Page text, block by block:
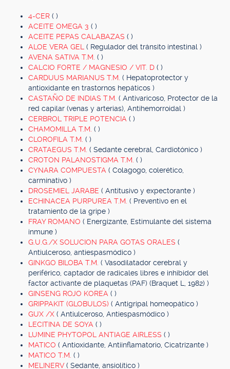
4-CER ( )
ACEITE OMEGA 3 ( )
ACEITE PEPAS CALABAZAS ( )
ALOE VERA GEL ( Regulador del tránsito intestinal )
AVENA SATIVA T.M. ( )
CALCIO FORTE / MAGNESIO / VIT. D ( )
CARDUUS MARIANUS T.M. ( Hepatoprotector y
antioxidante en trastornos hepáticos )
CASTAÑO DE INDIAS T.M. ( Antivaricoso, Protector de la
red capilar (venas y arterias), Antihemorroidal )
CERBROL TRIPLE POTENCIA ( )
CHAMOMILLA T.M. ( )
CLOROFILA T.M. ( )
CRATAEGUS T.M. ( Sedante cerebral, Cardiotónico )
CROTON PALANOSTIGMA T.M. ( )
CYNARA COMPUESTA ( Colagogo, colerético,
carminativo )
DROSEMIEL JARABE ( Antitusivo y expectorante )
ECHINACEA PURPUREA T.M. ( Preventivo en el
tratamiento de la gripe )
FRAY ROMANO ( Energizante, Estimulante del sistema
inmune )
G.U.G./X SOLUCION PARA GOTAS ORALES (
Antiulceroso, antiespasmódico )
GINKGO BILOBA T.M. ( Vasodilatador cerebral y
periférico, captador de radicales libres e inhibidor del
factor activante de plaquetas (PAF) (Braquet L, 1982) )
GINSENG ROJO KOREA ( )
GRIPPAKIT (GLOBULOS) ( Antigripal homeopático )
GUX /X ( Antiulceroso, Antiespasmódico )
LECITINA DE SOYA ( )
LUMINE PHYTOPOL ANTIAGE AIRLESS ( )
MATICO ( Antioxidante, Antiinflamatorio, Cicatrizante )
MATICO T.M. ( )
MELINERV( Sedante, ansiolítico )